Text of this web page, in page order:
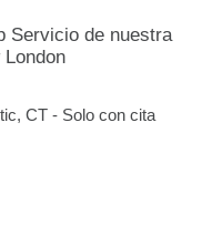
Servicio de nuestra
CT - Solo con cita